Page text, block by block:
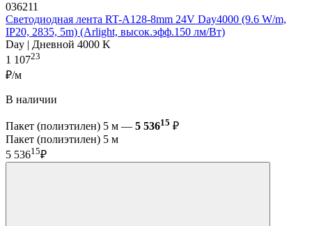
036211
Светодиодная лента RT-A128-8mm 24V Day4000 (9.6 W/m,
IP20, 2835, 5m) (Arlight, высок.эфф.150 лм/Вт)
Day | Дневной 4000 K
1 10723
₽/м
В наличии
Пакет (полиэтилен) 5 м — 5 53615 ₽
Пакет (полиэтилен) 5 м
5 53615₽